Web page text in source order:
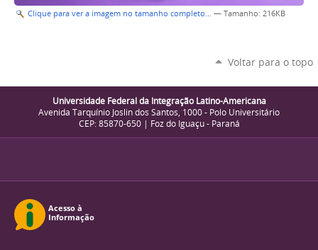
Clique para ver a imagem no tamanho completo… — Tamanho: 216KB
Voltar para o topo
Universidade Federal da Integração Latino-Americana
Avenida Tarquínio Joslin dos Santos, 1000 - Polo Universitário
CEP: 85870-650 | Foz do Iguaçu - Paraná